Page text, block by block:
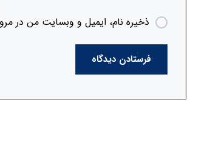
ذخیره نام، ایمیل و وبسایت من در
فرستادن دیدگاه